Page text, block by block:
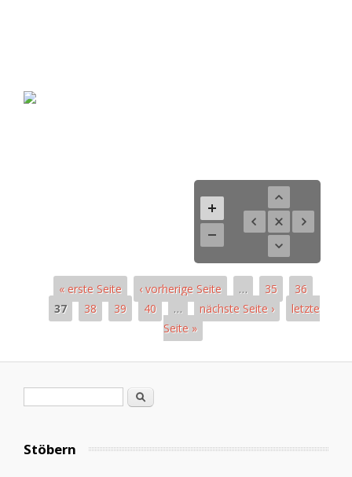
« erste Seite ‹ vorherige Seite … 35
36
37
38 39 40 … nächste Seite ›
letzte
Seite »
Suche
Stöbern